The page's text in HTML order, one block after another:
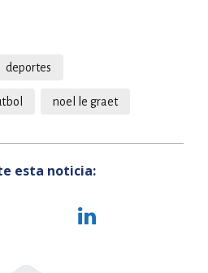
deportes
noel le graet
esta noticia: